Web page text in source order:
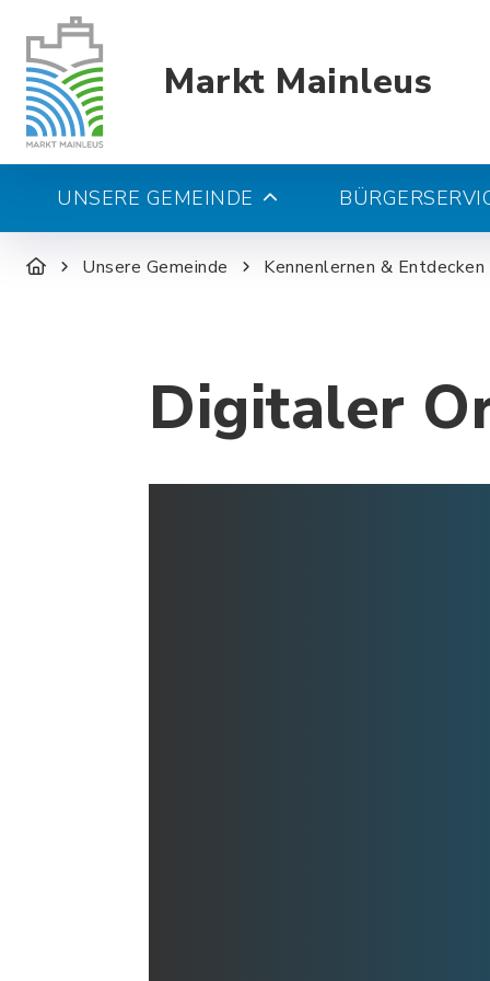
Markt Mainleus
UNSERE GEMEINDE
Unsere Gemeinde Kennenlernen & Entdecken
Digitaler